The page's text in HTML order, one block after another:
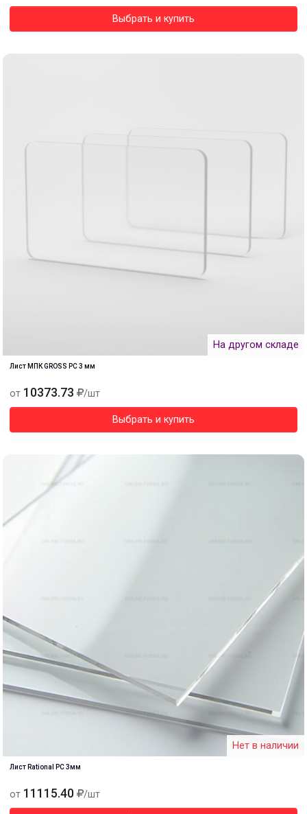
Выбрать и купить
На другом складе
Лист МПК GROSS PC 3 мм
от 10373.73 /шт
Выбрать и купить
Нет в наличии
Лист Rational PC 3мм
от 11115.40 /шт